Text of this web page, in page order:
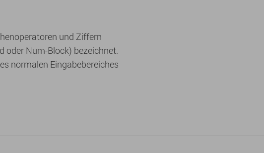
und Ziffern
oder Num-Block) bezeichnet.
normalen Eingabebereiches